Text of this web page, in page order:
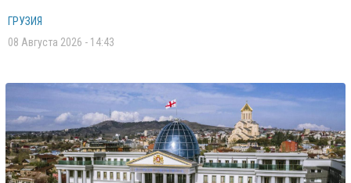
ГРУЗИЯ
08 Августа 2026 - 14:43